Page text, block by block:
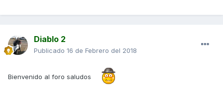
Diablo 2
Publicado 16 de Febrero del 2018
Bienvenido al foro saludos